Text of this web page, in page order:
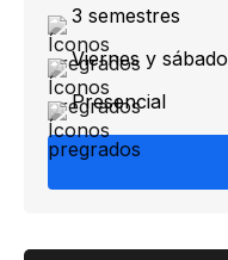
3 semestres
Viernes y sábado
Presencial